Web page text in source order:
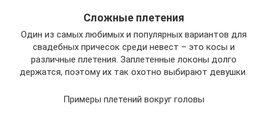
Сложные плетения
Один из самых любимых и популярных вариантов для
свадебных причесок среди невест – это косы и
различные плетения. Заплетенные локоны долго
держатся, поэтому их так охотно выбирают девушки.
Примеры плетений вокруг головы